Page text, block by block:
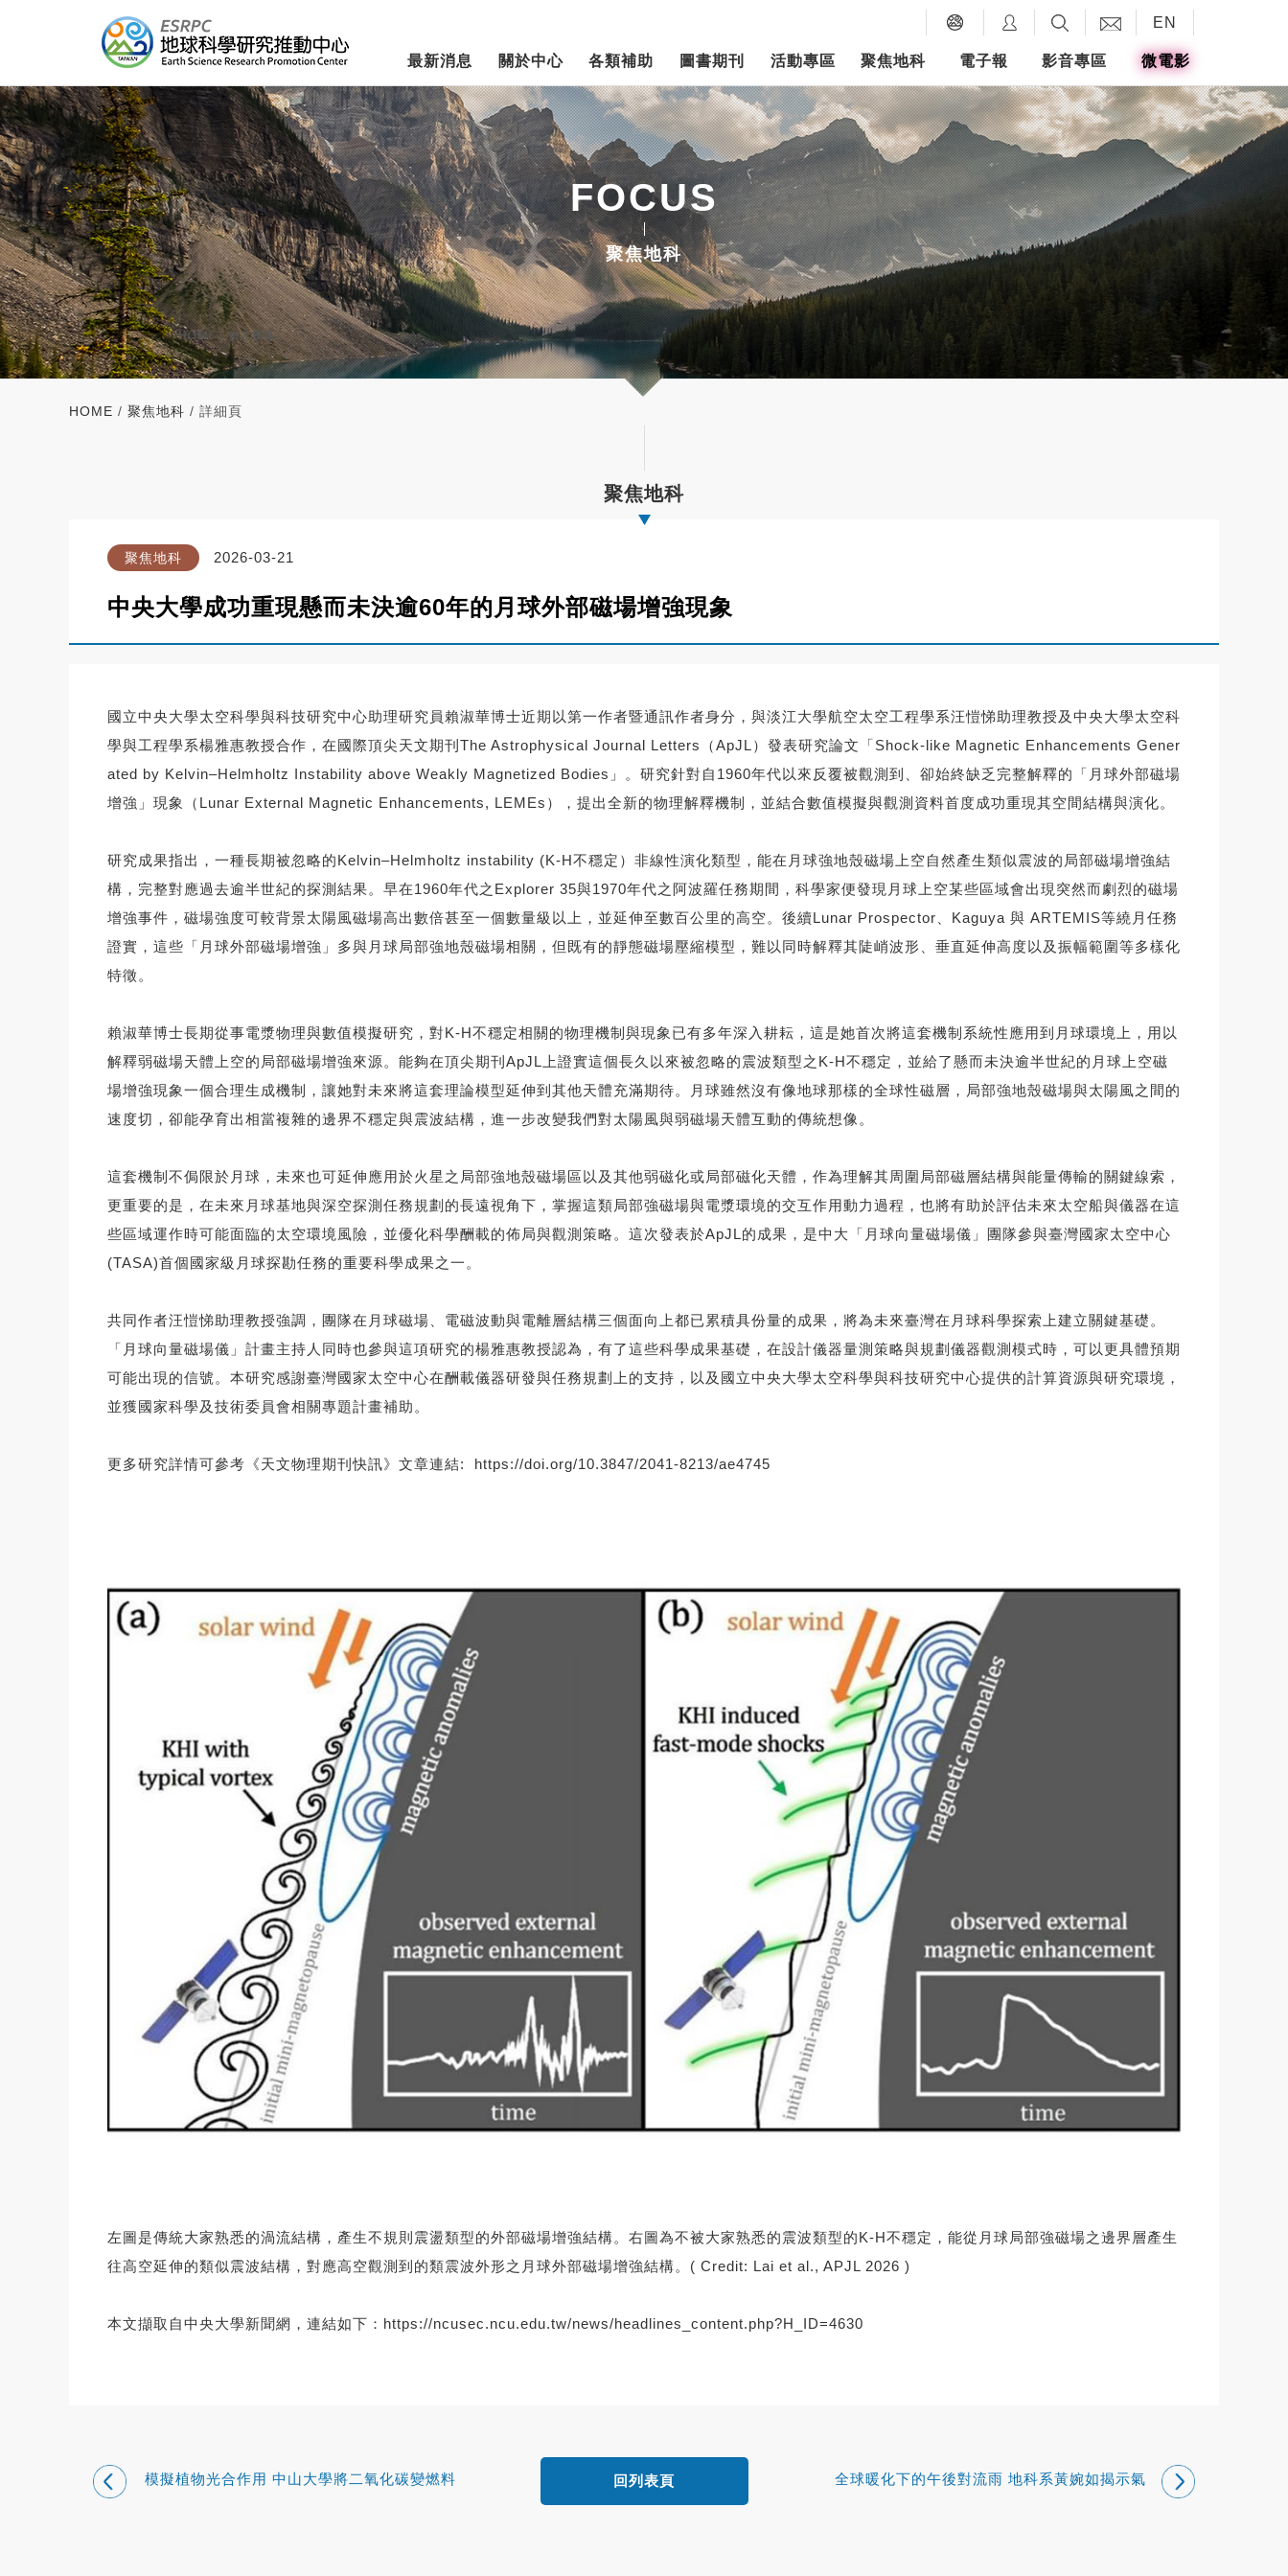
EN
最新消息 關於中心 各類補助 圖書期刊 活動專區 聚焦地科 電子報 影音專區 微電影
FOCUS
聚焦地科
HOME / 聚焦地科 / 詳細頁
聚焦地科
聚焦地科 2026-03-21
中央大學成功重現懸而未決逾60年的月球外部磁場增強現象
國立中央大學太空科學與科技研究中心助理研究員賴淑華博士近期以第一作者暨通訊作者身分，與淡江大學航空太空工程學系汪愷悌助理教授及中央大學太空科
學與工程學系楊雅惠教授合作，在國際頂尖天文期刊The Astrophysical Journal Letters（ApJL）發表研究論文「Shock-like Magnetic Enhancements Gener
ated by Kelvin–Helmholtz Instability above Weakly Magnetized Bodies」。研究針對自1960年代以來反覆被觀測到、卻始終缺乏完整解釋的「月球外部磁場
增強」現象（Lunar External Magnetic Enhancements, LEMEs），提出全新的物理解釋機制，並結合數值模擬與觀測資料首度成功重現其空間結構與演化。
研究成果指出，一種長期被忽略的Kelvin–Helmholtz instability (K-H不穩定）非線性演化類型，能在月球強地殼磁場上空自然產生類似震波的局部磁場增強結
構，完整對應過去逾半世紀的探測結果。早在1960年代之Explorer 35與1970年代之阿波羅任務期間，科學家便發現月球上空某些區域會出現突然而劇烈的磁場
增強事件，磁場強度可較背景太陽風磁場高出數倍甚至一個數量級以上，並延伸至數百公里的高空。後續Lunar Prospector、Kaguya 與 ARTEMIS等繞月任務
證實，這些「月球外部磁場增強」多與月球局部強地殼磁場相關，但既有的靜態磁場壓縮模型，難以同時解釋其陡峭波形、垂直延伸高度以及振幅範圍等多樣化
特徵。
賴淑華博士長期從事電漿物理與數值模擬研究，對K-H不穩定相關的物理機制與現象已有多年深入耕耘，這是她首次將這套機制系統性應用到月球環境上，用以
解釋弱磁場天體上空的局部磁場增強來源。能夠在頂尖期刊ApJL上證實這個長久以來被忽略的震波類型之K-H不穩定，並給了懸而未決逾半世紀的月球上空磁
場增強現象一個合理生成機制，讓她對未來將這套理論模型延伸到其他天體充滿期待。月球雖然沒有像地球那樣的全球性磁層，局部強地殼磁場與太陽風之間的
速度切，卻能孕育出相當複雜的邊界不穩定與震波結構，進一步改變我們對太陽風與弱磁場天體互動的傳統想像。
這套機制不侷限於月球，未來也可延伸應用於火星之局部強地殼磁場區以及其他弱磁化或局部磁化天體，作為理解其周圍局部磁層結構與能量傳輸的關鍵線索，
更重要的是，在未來月球基地與深空探測任務規劃的長遠視角下，掌握這類局部強磁場與電漿環境的交互作用動力過程，也將有助於評估未來太空船與儀器在這
些區域運作時可能面臨的太空環境風險，並優化科學酬載的佈局與觀測策略。這次發表於ApJL的成果，是中大「月球向量磁場儀」團隊參與臺灣國家太空中心
(TASA)首個國家級月球探勘任務的重要科學成果之一。
共同作者汪愷悌助理教授強調，團隊在月球磁場、電磁波動與電離層結構三個面向上都已累積具份量的成果，將為未來臺灣在月球科學探索上建立關鍵基礎。
「月球向量磁場儀」計畫主持人同時也參與這項研究的楊雅惠教授認為，有了這些科學成果基礎，在設計儀器量測策略與規劃儀器觀測模式時，可以更具體預期
可能出現的信號。本研究感謝臺灣國家太空中心在酬載儀器研發與任務規劃上的支持，以及國立中央大學太空科學與科技研究中心提供的計算資源與研究環境，
並獲國家科學及技術委員會相關專題計畫補助。
更多研究詳情可參考《天文物理期刊快訊》文章連結: https://doi.org/10.3847/2041-8213/ae4745
左圖是傳統大家熟悉的渦流結構，產生不規則震盪類型的外部磁場增強結構。右圖為不被大家熟悉的震波類型的K-H不穩定，能從月球局部強磁場之邊界層產生
往高空延伸的類似震波結構，對應高空觀測到的類震波外形之月球外部磁場增強結構。( Credit: Lai et al., APJL 2026 )
本文擷取自中央大學新聞網，連結如下： https://ncusec.ncu.edu.tw/news/headlines_content.php?H_ID=4630
模擬植物光合作用 中山大學將二氧化碳變燃料
全球暖化下的午後對流雨 地科系黃婉如揭示氣
回列表頁